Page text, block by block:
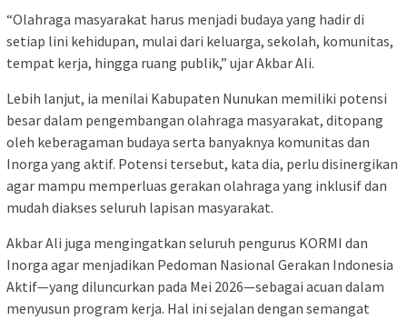
“Olahraga masyarakat harus menjadi budaya yang hadir di
setiap lini kehidupan, mulai dari keluarga, sekolah, komunitas,
tempat kerja, hingga ruang publik,” ujar Akbar Ali.
Lebih lanjut, ia menilai Kabupaten Nunukan memiliki potensi
besar dalam pengembangan olahraga masyarakat, ditopang
oleh keberagaman budaya serta banyaknya komunitas dan
Inorga yang aktif. Potensi tersebut, kata dia, perlu disinergikan
agar mampu memperluas gerakan olahraga yang inklusif dan
mudah diakses seluruh lapisan masyarakat.
Akbar Ali juga mengingatkan seluruh pengurus KORMI dan
Inorga agar menjadikan Pedoman Nasional Gerakan Indonesia
Aktif—yang diluncurkan pada Mei 2026—sebagai acuan dalam
menyusun program kerja. Hal ini sejalan dengan semangat